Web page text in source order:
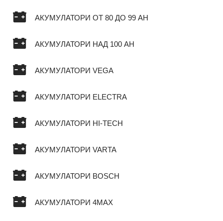
АКУМУЛАТОРИ ОТ 80 ДО 99 AH
АКУМУЛАТОРИ НАД 100 AH
АКУМУЛАТОРИ VEGA
АКУМУЛАТОРИ ELECTRA
АКУМУЛАТОРИ HI-TECH
АКУМУЛАТОРИ VARTA
АКУМУЛАТОРИ BOSCH
АКУМУЛАТОРИ 4MAX